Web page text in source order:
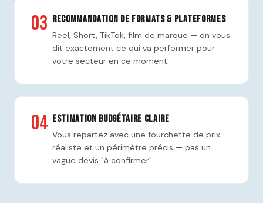
03 Recommandation de formats & plateformes
Reel, Short, TikTok, film de marque — on vous
dit exactement ce qui va performer pour
votre secteur en ce moment.
04 Estimation budgétaire claire
Vous repartez avec une fourchette de prix
réaliste et un périmètre précis — pas un
vague devis "à confirmer".